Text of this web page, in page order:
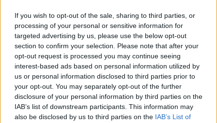
If you wish to opt-out of the sale, sharing to third parties, or
processing of your personal or sensitive information for
targeted advertising by us, please use the below opt-out
section to confirm your selection. Please note that after your
opt-out request is processed you may continue seeing
interest-based ads based on personal information utilized by
us or personal information disclosed to third parties prior to
your opt-out. You may separately opt-out of the further
disclosure of your personal information by third parties on the
IAB’s list of downstream participants. This information may
also be disclosed by us to third parties on the IAB’s List of
Ihr Arzt wird mit Ihnen über die Einnahme von
Medikamenten zu Ihren Mahlzeiten sprechen, um den
Phosphorgehalt in Ihrem Blut zu reduzieren. Sie können
ein Arzneimittel einnehmen, das wie ein „Schwamm“
wirkt und Phosphor aufnimmt bzw. bindet, wenn es in
Ihren Magen gelangt. Da der Phosphor also nun gebunden
ist, gelangt es nicht in Ihren Blutkreislauf. Stattdessen
scheidet Ihr Körper den Phosphor über den Stuhl aus.